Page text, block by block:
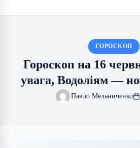
ГОРОСКОП
Гороскоп на 16
увага, Водоліям —
Павло Мельниченко